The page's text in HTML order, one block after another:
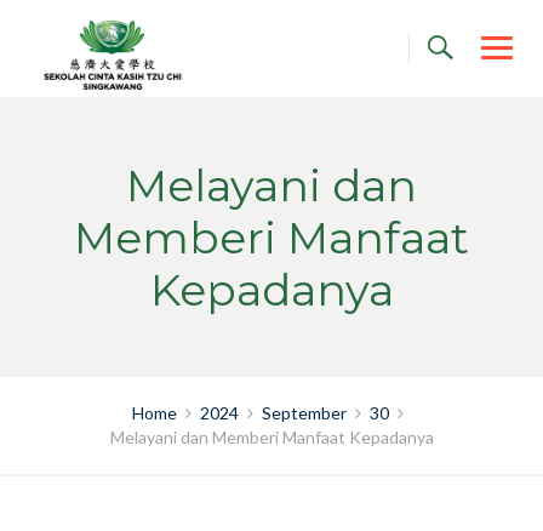
content
Melayani dan
Memberi Manfaat
Kepadanya
Home 2024 September
30
Melayani dan Memberi Manfaat Kepadanya